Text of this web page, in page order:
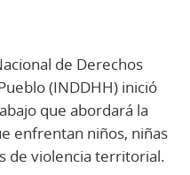
de Derechos
(INDDHH) inició
que abordará la
enfrentan niños, niñas
de violencia territorial.